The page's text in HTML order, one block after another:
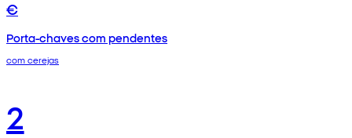
€
Porta-chaves com pendentes
com cerejas
2